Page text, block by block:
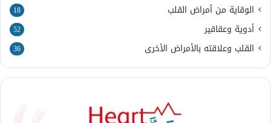
الوقاية من أمراض القلب 18
أدوية وعقاقير 52
القلب وعلاقته بالأمراض الأخرى 36